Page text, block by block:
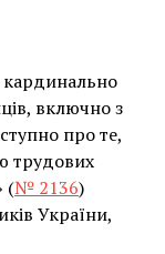
включно з
про те,
трудових
(№ 2136)
України,